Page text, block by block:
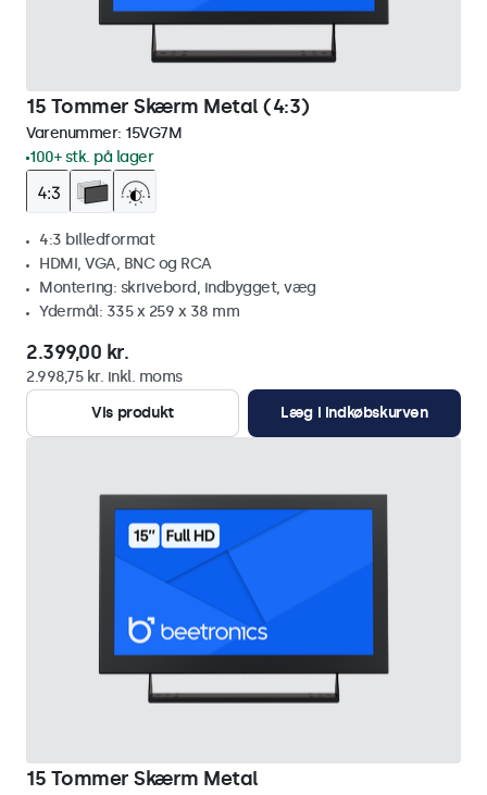
15 Tommer Skærm Metal (4:3)
Varenummer: 15VG7M
100+ stk. på lager
4:3 billedformat
HDMI, VGA, BNC og RCA
Montering: skrivebord, indbygget, væg
Ydermål: 335 x 259 x 38 mm
2.399,00 kr.
2.998,75 kr. inkl. moms
Vis produkt
Læg i indkøbskurven
15 Tommer Skærm Metal